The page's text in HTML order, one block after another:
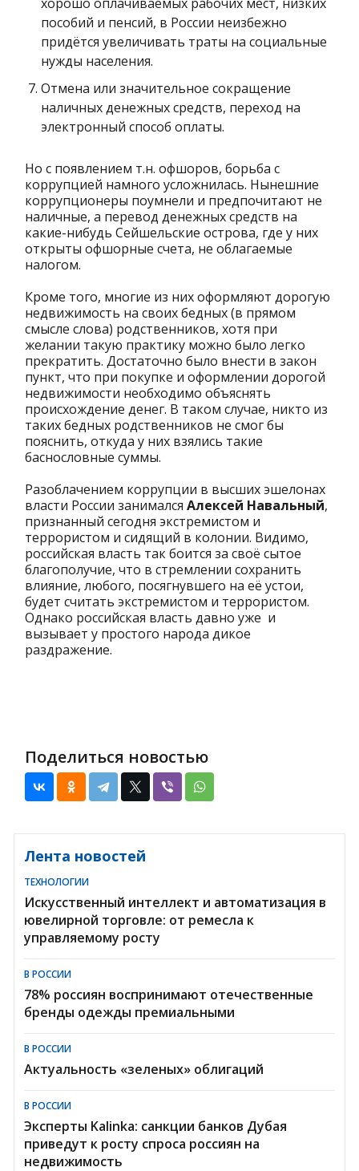
пособий и пенсий, в России неизбежно
придётся увеличивать траты на социальные
нужды населения.
Отмена или значительное сокращение
наличных денежных средств, переход на
электронный способ оплаты.
Но с появлением т.н. офшоров, борьба с
коррупцией намного усложнилась. Нынешние
коррупционеры поумнели и предпочитают не
наличные, а перевод денежных средств на
какие-нибудь Сейшельские острова, где у них
открыты офшорные счета, не облагаемые
налогом.
Кроме того, многие из них оформляют дорогую
недвижимость на своих бедных (в прямом
смысле слова) родственников, хотя при
желании такую практику можно было легко
прекратить. Достаточно было внести в закон
пункт, что при покупке и оформлении дорогой
недвижимости необходимо объяснять
происхождение денег. В таком случае, никто из
таких бедных родственников не смог бы
пояснить, откуда у них взялись такие
баснословные суммы.
Разоблачением коррупции в высших эшелонах
власти России занимался Алексей Навальный,
признанный сегодня экстремистом и
террористом и сидящий в колонии. Видимо,
российская власть так боится за своё сытое
благополучие, что в стремлении сохранить
влияние, любого, посягнувшего на её устои,
будет считать экстремистом и террористом.
Однако российская власть давно уже и
вызывает у простого народа дикое
раздражение.
Поделиться новостью
Лента новостей
ТЕХНОЛОГИИ
Искусственный интеллект и автоматизация в
ювелирной торговле: от ремесла к
управляемому росту
В РОССИИ
78% россиян воспринимают отечественные
бренды одежды премиальными
В РОССИИ
Актуальность «зеленых» облигаций
В РОССИИ
Эксперты Kalinka: санкции банков Дубая
приведут к росту спроса россиян на
недвижимость